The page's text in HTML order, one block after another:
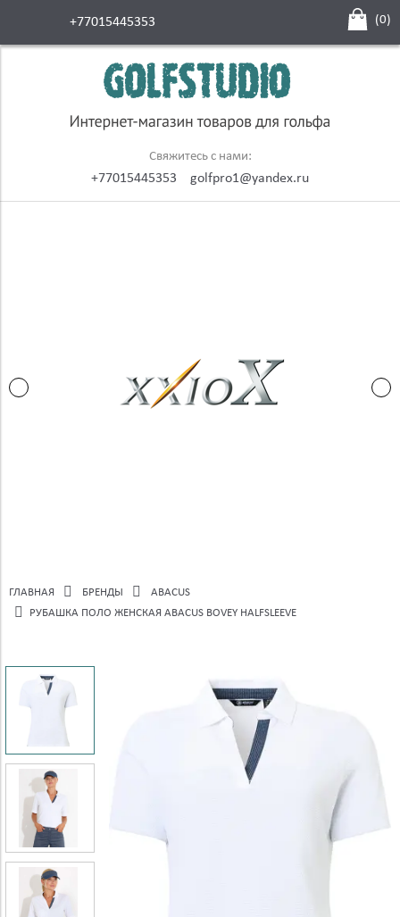
+77015445353 (0)
Свяжитесь с нами:
+77015445353 golfpro1@yandex.ru
ГЛАВНАЯ БРЕНДЫ
ABACUS
РУБАШКА ПОЛО ЖЕНСКАЯ ABACUS BOVEY HALFSLEEVE